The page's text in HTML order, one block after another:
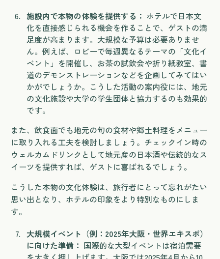
施設内で本物の体験を提供する： ホテルで日本文
化を直接感じられる機会を作ることで、ゲストの満
足度が高まります。大規模な予算は必要ありませ
ん。例えば、ロビーで毎週異なるテーマの「文化イ
ベント」を開催し、お茶の試飲会や折り紙教室、書
道のデモンストレーションなどを企画してみてはい
かがでしょうか。こうした活動の案内役には、地元
の文化施設や大学の学生団体と協力するのも効果的
です。
また、飲食面でも地元の旬の食材や郷土料理をメニュー
に取り入れる工夫を検討しましょう。チェックイン時の
ウェルカムドリンクとして地元産の日本酒や伝統的なス
イーツを提供すれば、ゲストに喜ばれるでしょう。
こうした本物の文化体験は、旅行者にとって忘れがたい
思い出となり、ホテルの印象をより特別なものにしま
す。
大規模イベント（例：2025年大阪・世界エキスポ）
に向けた準備： 国際的な大型イベントは宿泊需要